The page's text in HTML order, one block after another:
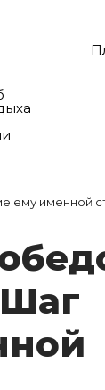
ему именной